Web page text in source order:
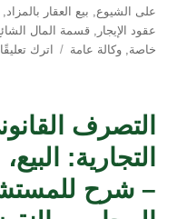
على الشيوع, بيع العقار بالمزاد,
عقود الإيجار ,قسمة المال
خاصة,وكالة عامة اترك تعليقًا
التصرف
التجارية:
– شرح